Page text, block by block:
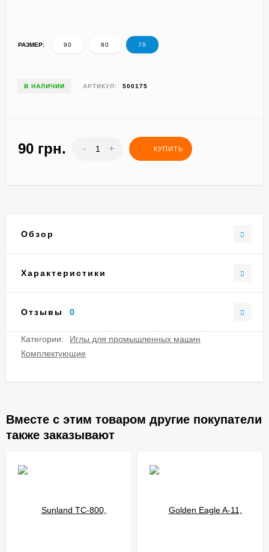
РАЗМЕР: 90 80 70
В НАЛИЧИИ АРТИКУЛ: 500175
90 грн. - + КУПИТЬ
Обзор
Характеристики
Отзывы 0
Категории:
Иглы для промышленных машин
Комплектующие
Вместе с этим товаром другие покупатели
также заказывают